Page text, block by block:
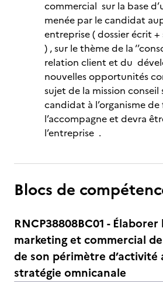
commercial sur la base
menée par le candidat
entreprise ( dossier écrit
) , sur le thème de la
relation client et du
nouvelles opportunités
sujet de la mission
candidat à l’organisme
l’accompagne et devra
l’entreprise .
Blocs de
RNCP38808BC01 -
marketing et commercial
de son périmètre d’activité
stratégie omnicanale